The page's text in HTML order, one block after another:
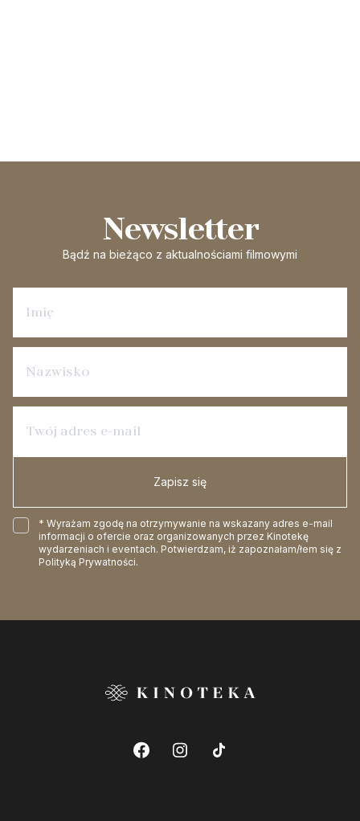
Newsletter
Bądź na bieżąco z aktualnościami filmowymi
Zapisz się
* Wyrażam zgodę na otrzymywanie na wskazany adres e-mail
informacji o ofercie oraz organizowanych przez Kinotekę
wydarzeniach i eventach. Potwierdzam, iż zapoznałam/łem się z
Polityką Prywatności.